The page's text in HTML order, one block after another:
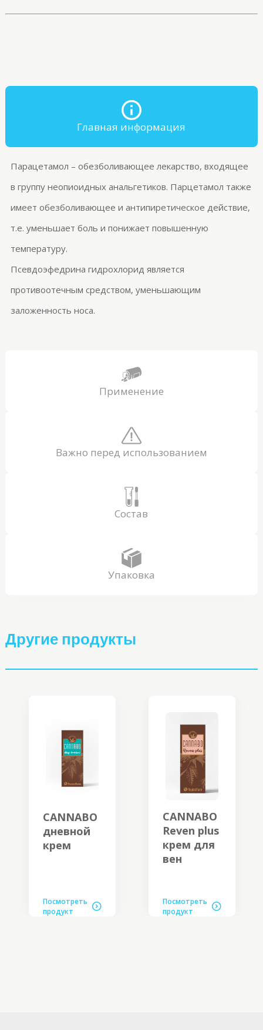
Главная информация
Парацетамол – обезболивающее лекарство, входящее
в группу неопиоидныханальгетиков. Парцетамол также
имеет обезболивающее и антипиретическое действие,
т.е. уменьшает боль и понижает повышенную
температуру.
Псевдоэфедрина гидрохлорид является
противоотечным средством, уменьшающим
заложенность носа.
Применение
Важно перед использованием
Состав
Упаковка
Другие продукты
CANNABO
дневной
крем
Посмотреть
продукт
CANNABO
Reven plus
крем для
вен
Посмотреть
продукт